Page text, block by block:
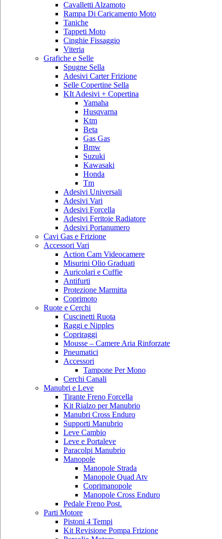
Cavalletti Alzamoto
Rampa Di Caricamento Moto
Taniche
Tappeti Moto
Cinghie Fissaggio
Viteria
Grafiche e Selle
Spugne Sella
Adesivi Carter Frizione
Selle Copertine Sella
KIt Adesivi + Copertina
Yamaha
Husqvarna
Ktm
Beta
Gas Gas
Bmw
Suzuki
Kawasaki
Honda
Tm
Adesivi Universali
Adesivi Vari
Adesivi Forcella
Adesivi Feritoie Radiatore
Adesivi Portanumero
Cavi Gas e Frizione
Accessori Vari
Action Cam Videocamere
Misurini Olio Graduati
Auricolari e Cuffie
Antifurti
Protezione Marmitta
Coprimoto
Ruote e Cerchi
Cuscinetti Ruota
Raggi e Nipples
Copriraggi
Mousse – Camere Aria Rinforzate
Pneumatici
Accessori
Tampone Per Mono
Cerchi Canali
Manubri e Leve
Tirante Freno Forcella
Kit Rialzo per Manubrio
Manubri Cross Enduro
Supporti Manubrio
Leve Cambio
Leve e Portaleve
Paracolpi Manubrio
Manopole
Manopole Strada
Manopole Quad Atv
Coprimanopole
Manopole Cross Enduro
Pedale Freno Post.
Parti Motore
Pistoni 4 Tempi
Kit Revisione Pompa Frizione